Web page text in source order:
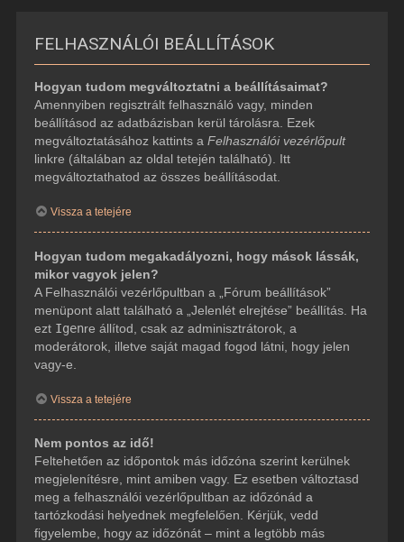
FELHASZNÁLÓI BEÁLLÍTÁSOK
Hogyan tudom megváltoztatni a beállításaimat?
Amennyiben regisztrált felhasználó vagy, minden
beállításod az adatbázisban kerül tárolásra. Ezek
megváltoztatásához kattints a Felhasználói vezérlőpult
linkre (általában az oldal tetején található). Itt
megváltoztathatod az összes beállításodat.
Vissza a tetejére
Hogyan tudom megakadályozni, hogy mások lássák,
mikor vagyok jelen?
A Felhasználói vezérlőpultban a „Fórum beállítások”
menüpont alatt található a „Jelenlét elrejtése” beállítás. Ha
ezt Igenre állítod, csak az adminisztrátorok, a
moderátorok, illetve saját magad fogod látni, hogy jelen
vagy-e.
Vissza a tetejére
Nem pontos az idő!
Feltehetően az időpontok más időzóna szerint kerülnek
megjelenítésre, mint amiben vagy. Ez esetben változtasd
meg a felhasználói vezérlőpultban az időzónád a
tartózkodási helyednek megfelelően. Kérjük, vedd
figyelembe, hogy az időzónát – mint a legtöbb más